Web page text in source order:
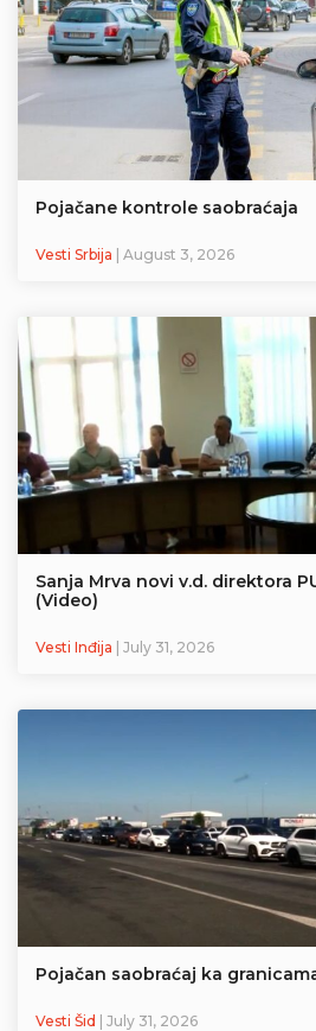
Pojačane kontrole saobraćaja
Vesti Srbija | August 3, 2026
Sanja Mrva novi v.d. direktora
(Video)
Vesti Inđija | July 31, 2026
Pojačan saobraćaj ka
Vesti Šid | July 31, 2026